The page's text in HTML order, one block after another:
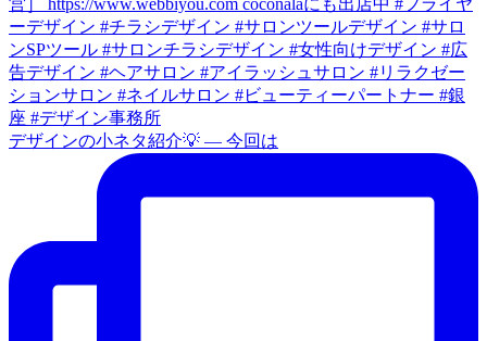
デザインの小ネタ紹介💡 — 今回は